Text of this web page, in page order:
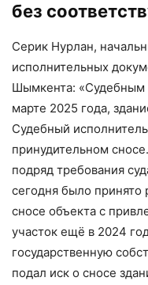
без
Серик Нурлан,
исполнительных
Шымкента: «Судебным
марте 2025 года,
Судебный
принудительном
подряд требования
сегодня было
сносе объекта с
участок ещё в 2024
государственную
подал иск о сносе